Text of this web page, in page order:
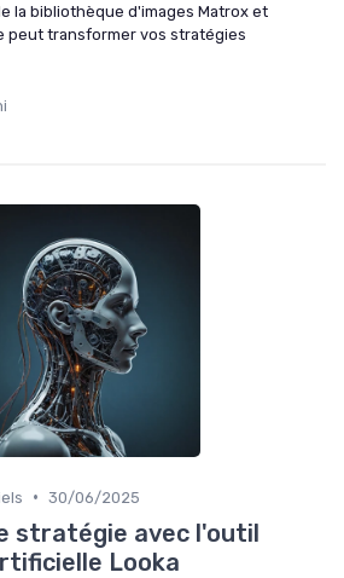
la bibliothèque d'images Matrox et
peut transformer vos stratégies
• 30/06/2025
stratégie avec l'outil
Looka